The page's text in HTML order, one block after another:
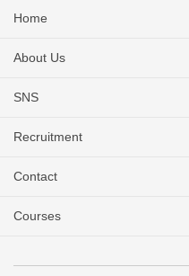
Home
About Us
SNS
Recruitment
Contact
Courses